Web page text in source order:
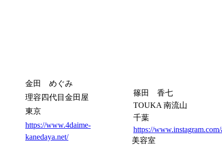
金田 めぐみ
理容四代目金田屋
東京
https://www.4daime-
kanedaya.net/
篠田 香七
TOUKA 南流山
千葉
https://
美容室